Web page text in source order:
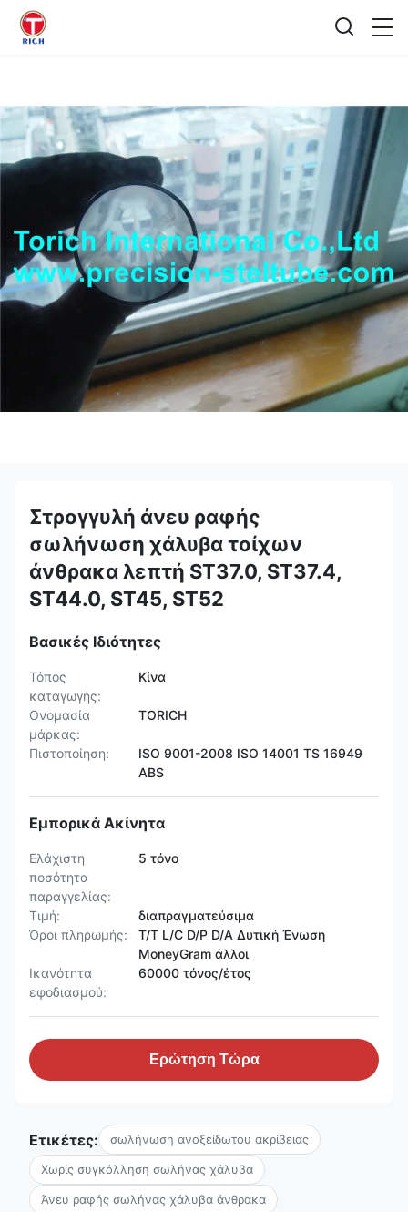
Στρογγυλή άνευ ραφής
σωλήνωση χάλυβα τοίχων
άνθρακα λεπτή ST37.0, ST37.4,
ST44.0, ST45, ST52
Βασικές Ιδιότητες
Τόπος
καταγωγής:
Κίνα
Ονομασία
μάρκας:
TORICH
Πιστοποίηση:
ISO 9001-2008 ISO 14001 TS 16949
ABS
Εμπορικά Ακίνητα
Ελάχιστη
ποσότητα
παραγγελίας:
5 τόνο
Τιμή:
διαπραγματεύσιμα
Όροι πληρωμής:
T/T L/C D/P D/A Δυτική Ένωση
MoneyGram άλλοι
Ικανότητα
εφοδιασμού:
60000 τόνος/έτος
Ερώτηση Τώρα
Ετικέτες: σωλήνωση ανοξείδωτου ακρίβειας
Χωρίς συγκόλληση σωλήνας χάλυβα
Άνευ ραφής σωλήνας χάλυβα άνθρακα